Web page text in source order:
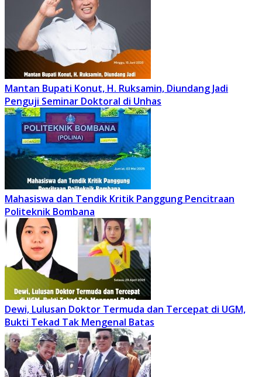
Mantan Bupati Konut, H. Ruksamin, Diundang Jadi
Penguji Seminar Doktoral di Unhas
Mahasiswa dan Tendik Kritik Panggung Pencitraan
Politeknik Bombana
Dewi, Lulusan Doktor Termuda dan Tercepat di UGM,
Bukti Tekad Tak Mengenal Batas